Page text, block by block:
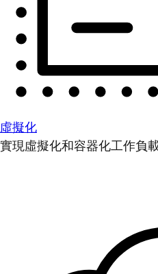
虛擬化
實現虛擬化和容器化工作負